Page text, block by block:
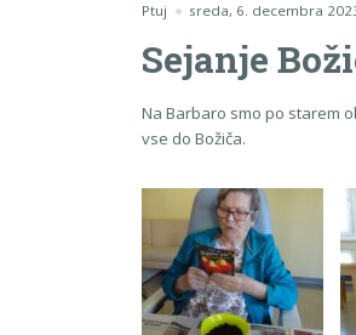
Ptuj sreda, 6. decembra
Sejanje
Na Barbaro smo po starem
vse do Božiča.